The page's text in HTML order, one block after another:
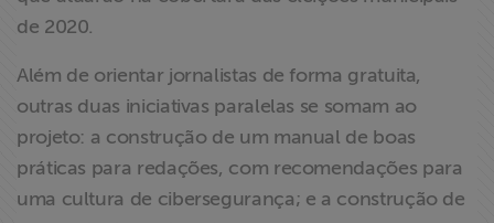
de 2020.
Além de orientar jornalistas de forma gratuita,
outras duas iniciativas paralelas se somam ao
projeto: a construção de um manual de boas
práticas para redações, com recomendações para
uma cultura de cibersegurança; e a construção de